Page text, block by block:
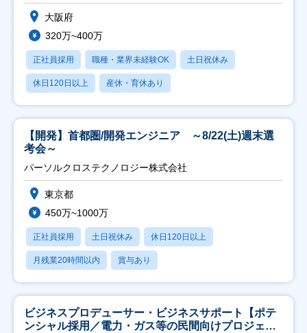
大阪府
320万~400万
正社員採用 職種・業界未経験OK 土日祝休み
休日120日以上 産休・育休あり
【開発】首都圏/開発エンジニア ～8/22(土)週末選
考会～
パーソルクロステクノロジー株式会社
東京都
450万~1000万
正社員採用 土日祝休み 休日120日以上
月残業20時間以内 賞与あり
ビジネスプロデューサー・ビジネスサポート【ポテ
ンシャル採用／電力・ガス等の民間向けプロジェク